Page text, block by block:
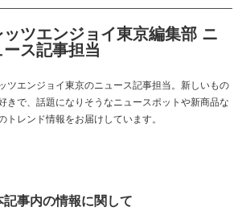
ッツエンジョイ東京編集部 ニ
ース記事担当
ツエンジョイ東京のニュース記事担当。新しいもの
きで、話題になりそうなニュースポットや新商品な
トレンド情報をお届けしています。
記事内の情報に関して